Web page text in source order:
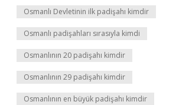
Osmanlı Devletinin ilk padişahı kimdir
Osmanlı padişahları sırasıyla kimdi
Osmanlının 20 padişahı kimdir
Osmanlının 29 padişahı kimdir
Osmanlının en büyük padişahı kimdir